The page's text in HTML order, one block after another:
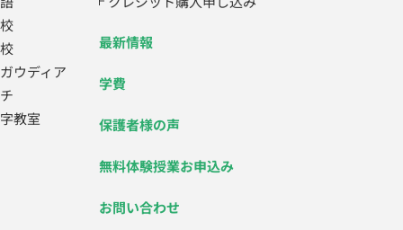
ウディア
教室
最新情報
学費
保護者様の声
無料体験授業お申込み
お問い合わせ